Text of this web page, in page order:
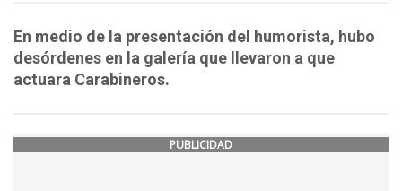
En medio de la presentación del humorista, hubo
desórdenes en la galería que llevaron a que
actuara Carabineros.
PUBLICIDAD